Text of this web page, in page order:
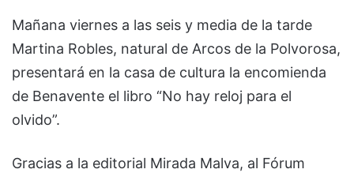
Mañana viernes a las seis y media de la tarde
Martina Robles, natural de Arcos de la Polvorosa,
presentará en la casa de cultura la encomienda
de Benavente el libro “No hay reloj para el
olvido”.
Gracias a la editorial Mirada Malva, al Fórum